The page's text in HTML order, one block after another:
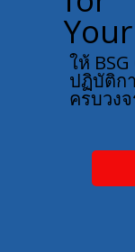
ให้
ปฏิบัติก
ครบวง